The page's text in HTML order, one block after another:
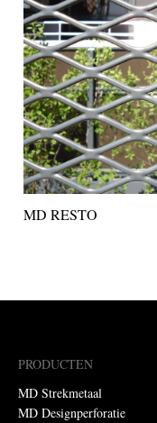
MD RESTO
PRODUCTEN
MD Strekmetaal
MD Designperforatie